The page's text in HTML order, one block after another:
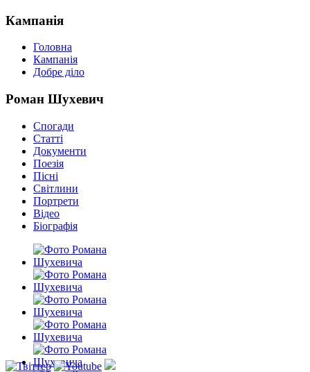
Кампанія
Головна
Кампанія
Добре діло
Роман Шухевич
Спогади
Статті
Документи
Поезія
Пісні
Світлини
Портрети
Відео
Біографія